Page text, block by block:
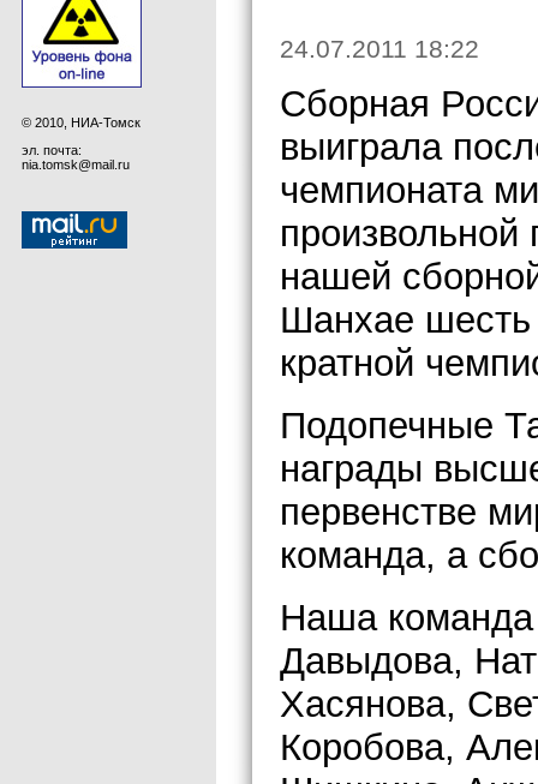
© 2010, НИА-Томск
эл. почта:
nia.tomsk@mail.ru
24.07.2011 18:22
Сборная
выиграла
чемпионата
нашей
Шанхае шесть
кратной
Подопечные
награды
первенстве
команда, а
Наша команда
Давыдова,
Хасянова,
Коробова,